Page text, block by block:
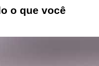
o que você